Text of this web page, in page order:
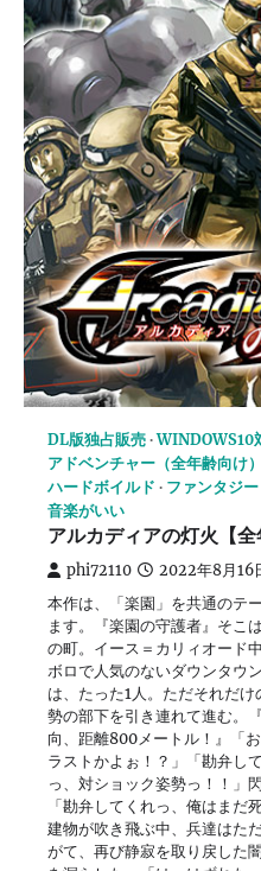
DL版独占販売 WINDOWS10
アドベンチャー（全年齢向け）
ハードボイルド
ファンタジー
音楽がいい
アルカディアの灯火【全
phi72110 2022年8月16
本作は、「楽園」を共通のテ
ます。『楽園の守護者』そこ
の町。イース＝カリィオード
ボロで人気のないダウンタウ
は、たった1人。ただそれだ
勢の部下を引き連れて進む。
向、距離800メートル！』「
ラストかよぉ！？」「勘弁し
っ、対ショック姿勢っ！！」
「勘弁してくれっ、俺はまだ
建物が吹き飛ぶ中、兵達はた
がて、再び静寂を取り戻した